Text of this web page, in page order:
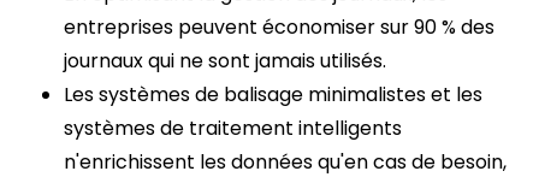
entreprises peuvent économiser sur 90 % des
journaux qui ne sont jamais utilisés.
Les systèmes de balisage minimalistes et les
systèmes de traitement intelligents
n'enrichissent les données qu'en cas de besoin,